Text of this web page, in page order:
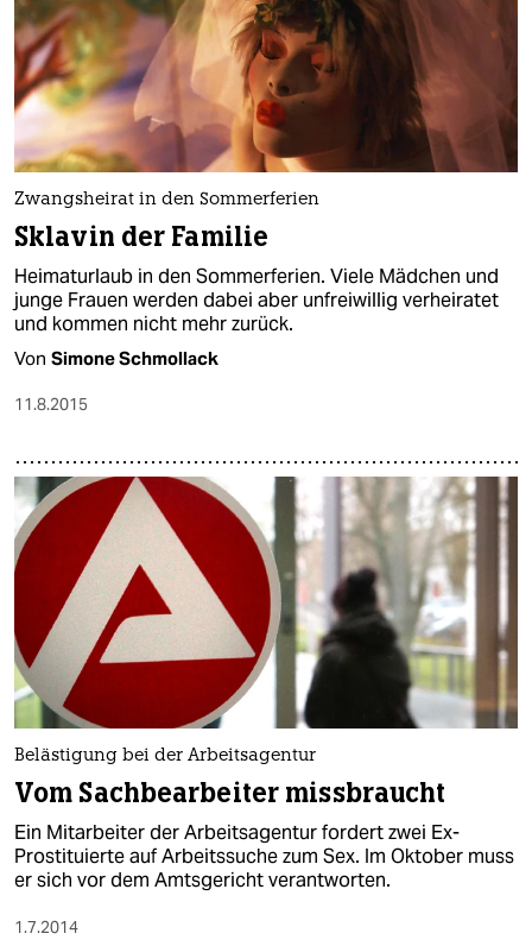
Zwangsheirat in den Sommerferien
Sklavin der Familie
Heimaturlaub in den Sommerferien. Viele Mädchen und
junge Frauen werden dabei aber unfreiwillig verheiratet
und kommen nicht mehr zurück.
Von Simone Schmollack
11.8.2015
Belästigung bei der Arbeitsagentur
Vom Sachbearbeiter missbraucht
Ein Mitarbeiter der Arbeitsagentur fordert zwei Ex-
Prostituierte auf Arbeitssuche zum Sex. Im Oktober muss
er sich vor dem Amtsgericht verantworten.
1.7.2014